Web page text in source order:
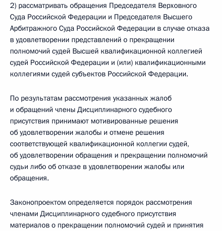
2) рассматривать обращения Председателя Верховного
Суда Российской Федерации и Председателя Высшего
Арбитражного Суда Российской Федерации в случае отказа
в удовлетворении представлений о прекращении
полномочий судей Высшей квалификационной коллегией
судей Российской Федерации и (или) квалификационными
коллегиями судей субъектов Российской Федерации.
По результатам рассмотрения указанных жалоб
и обращений члены Дисциплинарного судебного
присутствия принимают мотивированные решения
об удовлетворении жалобы и отмене решения
соответствующей квалификационной коллегии судей,
об удовлетворении обращения и прекращении полномочий
судьи либо об отказе в удовлетворении жалобы или
обращения.
Законопроектом определяется порядок рассмотрения
членами Дисциплинарного судебного присутствия
материалов о прекращении полномочий судей и принятия